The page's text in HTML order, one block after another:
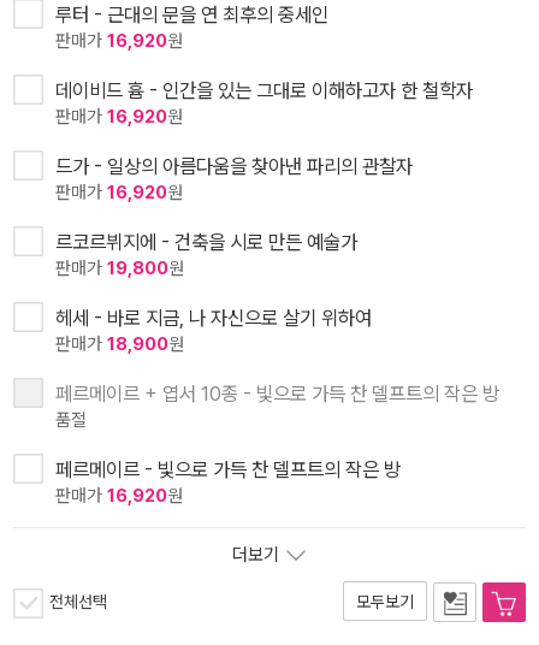
루터 - 근대의 문을 연 최후의 중세인
판매가 16,920원
데이비드 흄 - 인간을 있는 그대로 이해하고자 한 철학자
판매가 16,920원
드가 - 일상의 아름다움을 찾아낸 파리의 관찰자
판매가 16,920원
르코르뷔지에 - 건축을 시로 만든 예술가
판매가 19,800원
헤세 - 바로 지금, 나 자신으로 살기 위하여
판매가 18,900원
페르메이르 + 엽서 10종 - 빛으로 가득 찬 델프트의 작은 방
품절
페르메이르 - 빛으로 가득 찬 델프트의 작은 방
판매가 16,920원
더보기
전체선택 모두보기